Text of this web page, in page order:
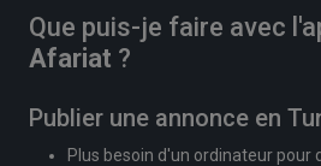
Que puis-je faire avec
Afariat ?
Publier une annonce en
Plus besoin d'un ordinateur pour